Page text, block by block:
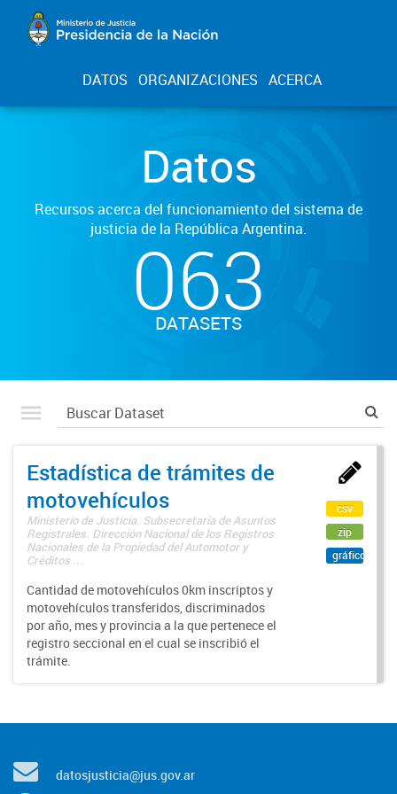
DATOS ORGANIZACIONES ACERCA
Datos
Recursos acerca del funcionamiento del sistema de
justicia de la República Argentina.
063
DATASETS
Estadística de trámites de
motovehículos
Ministerio de Justicia. Subsecretaría de Asuntos
Registrales. Dirección Nacional de los Registros
Nacionales de la Propiedad del Automotor y
Créditos ...
Cantidad de motovehículos 0km inscriptos y
motovehículos transferidos, discriminados
por año, mes y provincia a la que pertenece el
registro seccional en el cual se inscribió el
trámite.
csv
zip
gráfico
datosjusticia@jus.gov.ar